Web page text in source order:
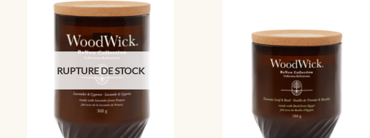
RUPTURE DE STOCK